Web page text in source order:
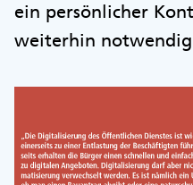
ein persönlicher
weiterhin